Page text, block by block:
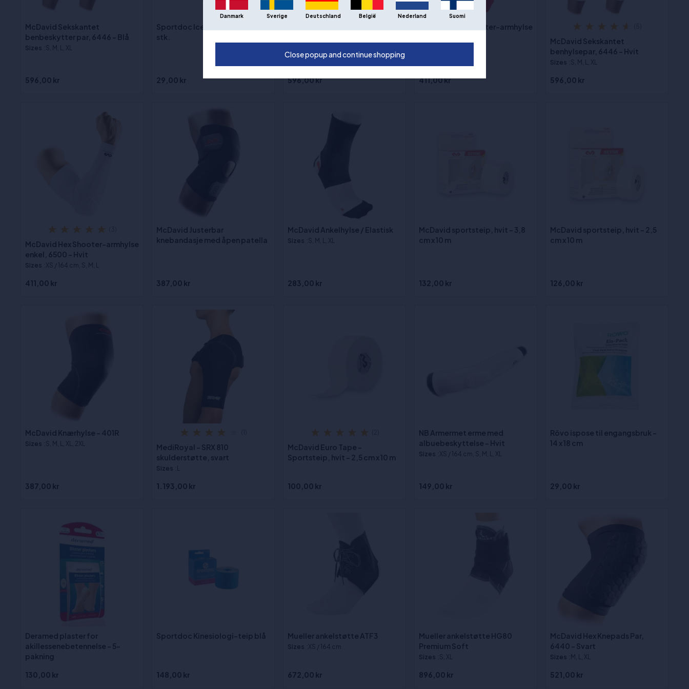
McDavid Sekskantet
benbeskytter par, 6446 - Blå
Sizes :S, M, L, XL
596,00 kr
Sportdoc Ice Bag 24x11 cm - 1
stk.
29,00 kr 596,00 kr
McDavid Hex Shooter-armhylse
411,00 kr
McDavid Sekskantet
benhylsepar, 6446 - Hvit
Sizes :S, M, L, XL
596,00 kr
McDavid Hex Shooter-armhylse
enkel, 6500 - Hvit
Sizes :XS / 164 cm, S, M, L
411,00 kr
McDavid Justerbar
knebandasje med åpen patella
387,00 kr
McDavid Ankelhylse / Elastisk
Sizes :S, M, L, XL
283,00 kr
McDavid sportsteip, hvit - 3,8
cm x 10 m
132,00 kr
McDavid sportsteip, hvit - 2,5
cm x 10 m
126,00 kr
McDavid Knærhylse - 401R
Sizes :S, M, L, XL, 2XL
387,00 kr
MediRoyal - SRX 810
skulderstøtte, svart
Sizes :L
1.193,00 kr
McDavid Euro Tape -
Sportsteip, hvit - 2,5 cm x 10 m
100,00 kr
NB Armermet erme med
albuebeskyttelse - Hvit
Sizes :XS / 164 cm, S, M, L, XL
149,00 kr
Rövo ispose til engangsbruk -
14 x 18 cm
29,00 kr
Deramed plaster for
akillessenebetennelse - 5-
pakning
130,00 kr
Sportdoc Kinesiologi-teip blå
148,00 kr
Mueller ankelstøtte ATF3
Sizes :XS / 164 cm
672,00 kr
Mueller ankelstøtte HG80
Premium Soft
Sizes :S, XL
896,00 kr
McDavid Hex Knepads Par,
6440 - Svart
Sizes :M, L, XL
521,00 kr
Danmark Sverige Deutschland België Nederland Suomi
Close popup and continue shopping